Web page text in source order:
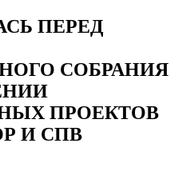
ПЕРЕД
СОБРАНИЯ
ПРОЕКТОВ
И СПВ